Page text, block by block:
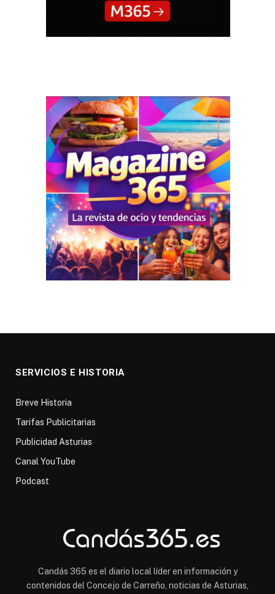
SERVICIOS E HISTORIA
Breve Historia
Tarifas Publicitarias
Publicidad Asturias
Canal YouTube
Podcast
Candás 365 es el diario local líder en información y
contenidos del Concejo de Carreño, noticias de Asturias,